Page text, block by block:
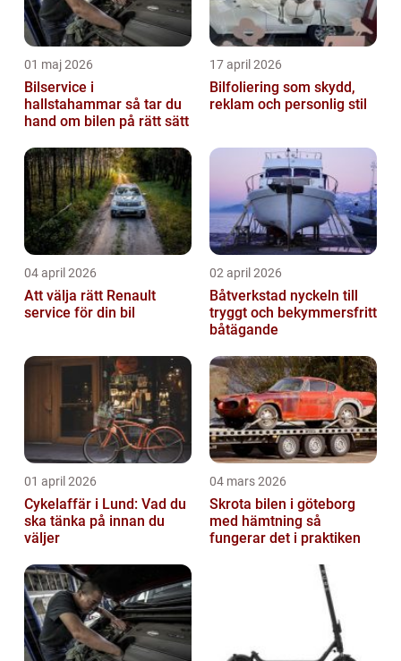
01 maj 2026
Bilservice i
hallstahammar så tar du
hand om bilen på rätt sätt
17 april 2026
Bilfoliering som skydd,
reklam och personlig stil
04 april 2026
Att välja rätt Renault
service för din bil
02 april 2026
Båtverkstad nyckeln till
tryggt och bekymmersfritt
båtägande
01 april 2026
Cykelaffär i Lund: Vad du
ska tänka på innan du
väljer
04 mars 2026
Skrota bilen i göteborg
med hämtning så
fungerar det i praktiken